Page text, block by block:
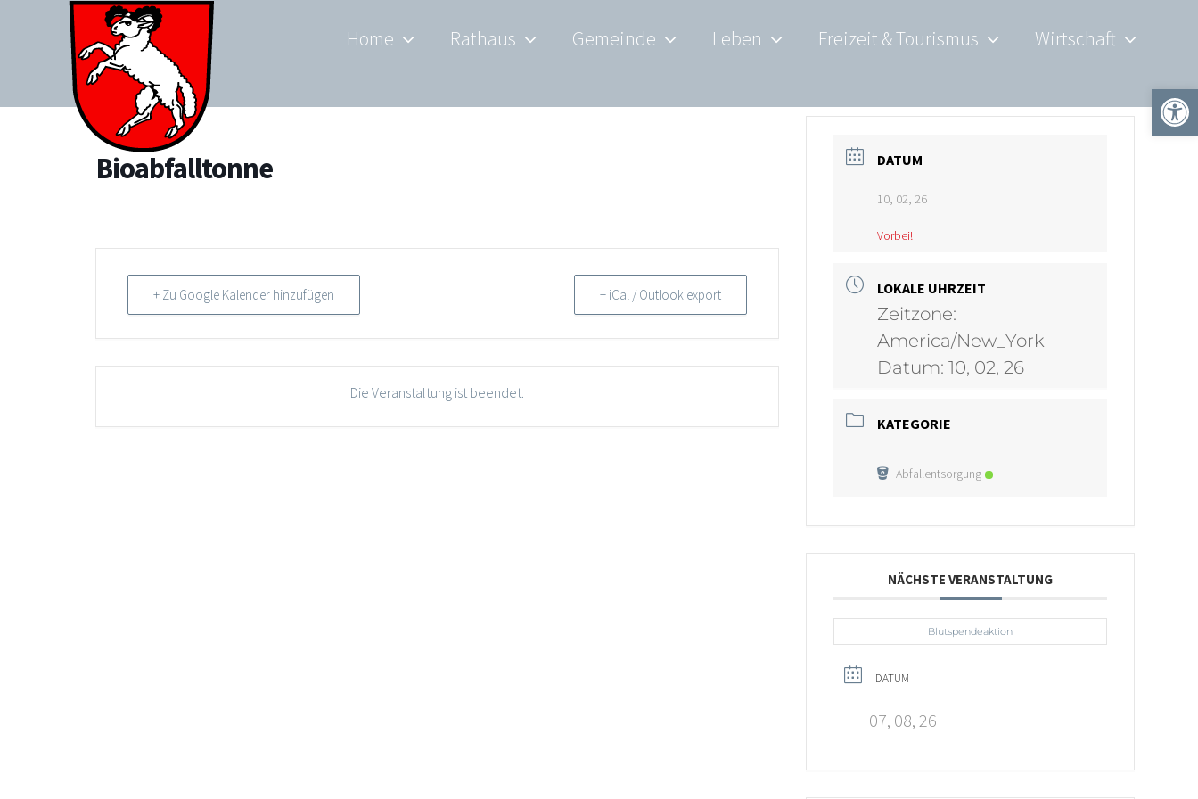
Home Rathaus Gemeinde Leben Freizeit & Tourismus Wirtschaft
Bioabfalltonne
+ Zu Google Kalender hinzufügen + iCal / Outlook export
Die Veranstaltung ist beendet.
DATUM
10, 02, 26
Vorbei!
LOKALE UHRZEIT
Zeitzone:
America/New_York
Datum:10, 02, 26
KATEGORIE
Abfallentsorgung
NÄCHSTE VERANSTALTUNG
Blutspendeaktion
DATUM
07, 08, 26